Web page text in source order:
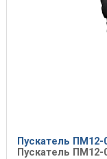
Пускатель ПМ12-
Пускатель ПМ12-